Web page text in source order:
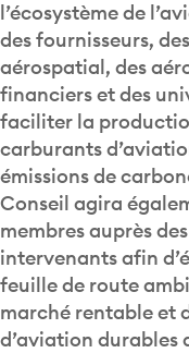
l’écosystème de
des fournisseurs,
aérospatial, des
financiers et des
faciliter la
carburants
émissions de
Conseil agira
membres auprès
intervenants afin
feuille de route
marché rentable et
d’aviation durables